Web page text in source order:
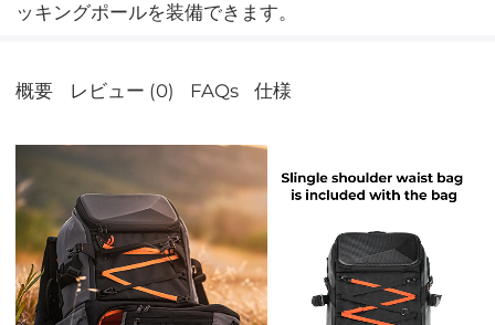
ッキングポールを装備できます。
概要 レビュー (0) FAQs 仕様